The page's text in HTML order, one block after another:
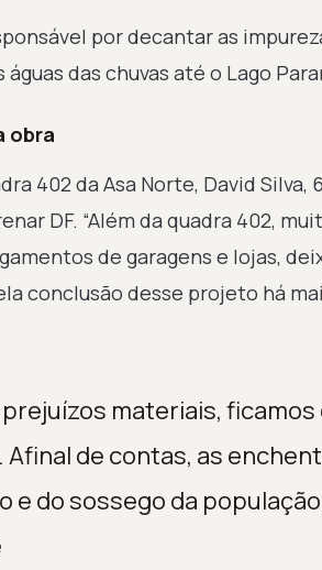
por decantar as
das chuvas até o Lago
obra
402 da Asa Norte, David
DF. “Além da quadra 402,
de garagens e lojas,
conclusão desse projeto há
prejuízos materiais,
de contas, as
e do sossego da